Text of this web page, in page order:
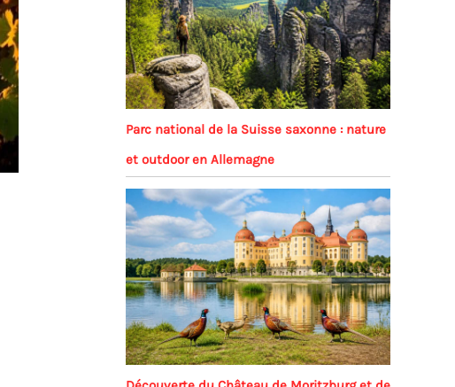
Parc national de la Suisse saxonne : nature
et outdoor en Allemagne